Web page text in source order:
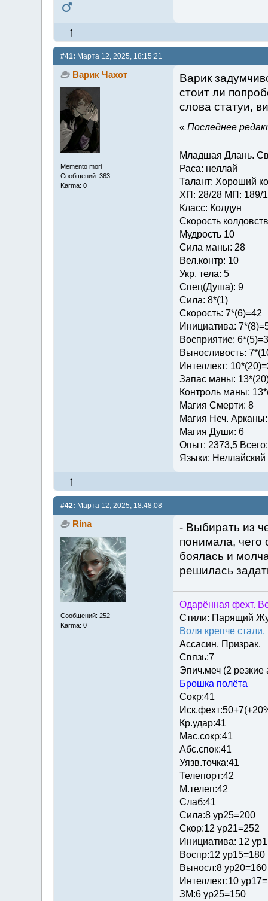
#41: Марта 12, 2025, 18:15:21
Варик Чахот
Memento mori
Сообщений: 363
Karma: 0
Варик
стоит ли
слова статуи,
« Последнее
Младшая Длань.
Раса: неллай
Талант: Хороший
ХП: 28/28 МП: 189/
Класс: Колдун
Скорость
Мудрость 10
Сила маны: 28
Вел.контр: 10
Укр. тела: 5
Спец(Душа): 9
Сила: 8*(1)
Скорость: 7*(6)=42
Инициатива:
Восприятие:
Выносливость:
Интеллект:
Запас маны:
Контроль маны:
Магия Смерти: 8
Магия Неч.
Магия Души: 6
Опыт: 2373,5
Языки: Неллайский
#42: Марта 12, 2025, 18:48:08
Rina
Сообщений: 252
Karma: 0
- Выбирать из
понимала, чего
боялась и
решилась
Одарённая фехт.
Стили: Парящий
Воля крепче
Ассасин. Призрак.
Связь:7
Эпич.меч (2 резкие
Брошка полёта
Сокр:41
Кр.удар:41
Мас.сокр:41
Абс.спок:41
Уязв.точка:41
Телепорт:42
М.телеп:42
Слаб:41
Сила:8 ур25=200
Скор:12 ур21=252
Инициатива: 12
Воспр:12 ур15=180
Выносл:8 ур20=160
Интеллект:10
ЗМ:6 ур25=150